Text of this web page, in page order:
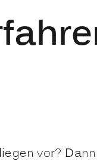
vor?